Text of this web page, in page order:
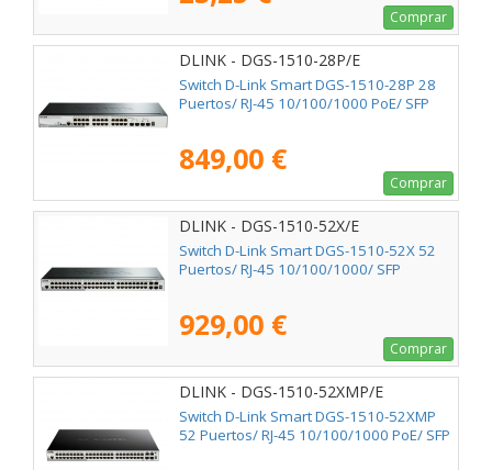
Comprar
DLINK - DGS-1510-28P/E
Switch D-Link Smart DGS-1510-28P 28
Puertos/ RJ-45 10/100/1000 PoE/ SFP
849,00 €
Comprar
DLINK - DGS-1510-52X/E
Switch D-Link Smart DGS-1510-52X 52
Puertos/ RJ-45 10/100/1000/ SFP
929,00 €
Comprar
DLINK - DGS-1510-52XMP/E
Switch D-Link Smart DGS-1510-52XMP
52 Puertos/ RJ-45 10/100/1000 PoE/ SFP